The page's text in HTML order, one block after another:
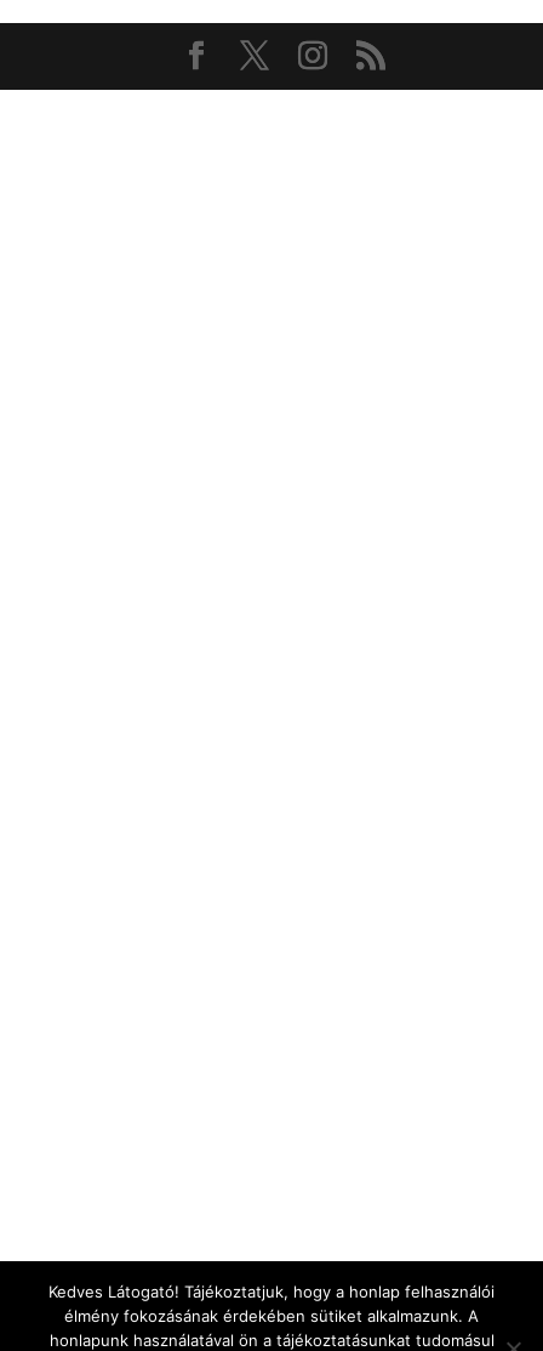
Kedves Látogató! Tájékoztatjuk, hogy a honlap felhasználói
élmény fokozásának érdekében sütiket alkalmazunk. A
honlapunk használatával ön a tájékoztatásunkat tudomásul